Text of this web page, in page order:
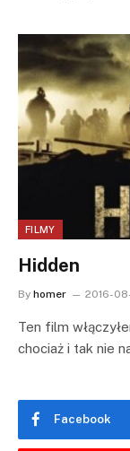
FILMY
Hidden
By homer 2016-
Ten film
chociaż i tak nie
Facebook